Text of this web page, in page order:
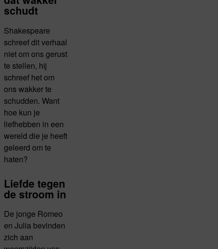
schudt
Shakespeare
schreef dit verhaal
niet om ons gerust
te stellen, hij
schreef het om
ons wakker te
schudden. Want
hoe kun je
liefhebben in een
wereld die je heeft
geleerd om te
haten?
Liefde tegen
de stroom in
De jonge Romeo
en Julia bevinden
zich aan